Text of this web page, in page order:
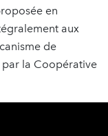
en
aux
de
par la Coopérative